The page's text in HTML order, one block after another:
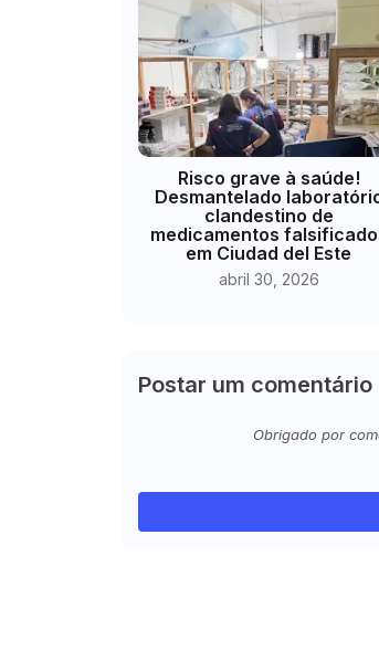
Risco grave à saúde!
Desmantelado
clandestino de
medicamentos
em Ciudad del Este
abril 30, 2026
Postar um comentário
Obrigado por